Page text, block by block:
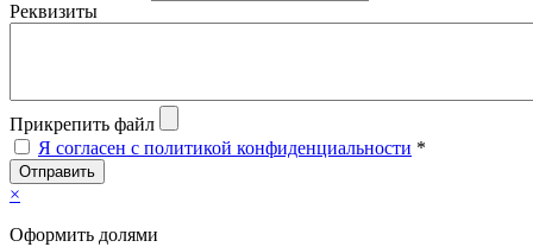
Реквизиты
Прикрепить файл
Я согласен с политикой конфиденциальности *
Отправить
×
Оформить долями